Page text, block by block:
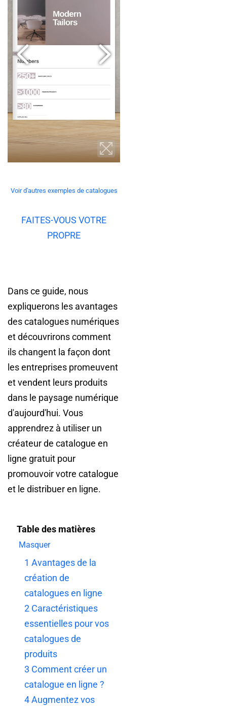
Voir d'autres exemples de catalogues
FAITES-VOUS VOTRE
PROPRE
Dans ce guide, nous
expliquerons les avantages
des catalogues numériques
et découvrirons comment
ils changent la façon dont
les entreprises promeuvent
et vendent leurs produits
dans le paysage numérique
d'aujourd'hui. Vous
apprendrez à utiliser un
créateur de catalogue en
ligne gratuit pour
promouvoir votre catalogue
et le distribuer en ligne.
Table des matières
Masquer
1 Avantages de la
création de
catalogues en ligne
2 Caractéristiques
essentielles pour vos
catalogues de
produits
3 Comment créer un
catalogue en ligne ?
4Augmentez vos